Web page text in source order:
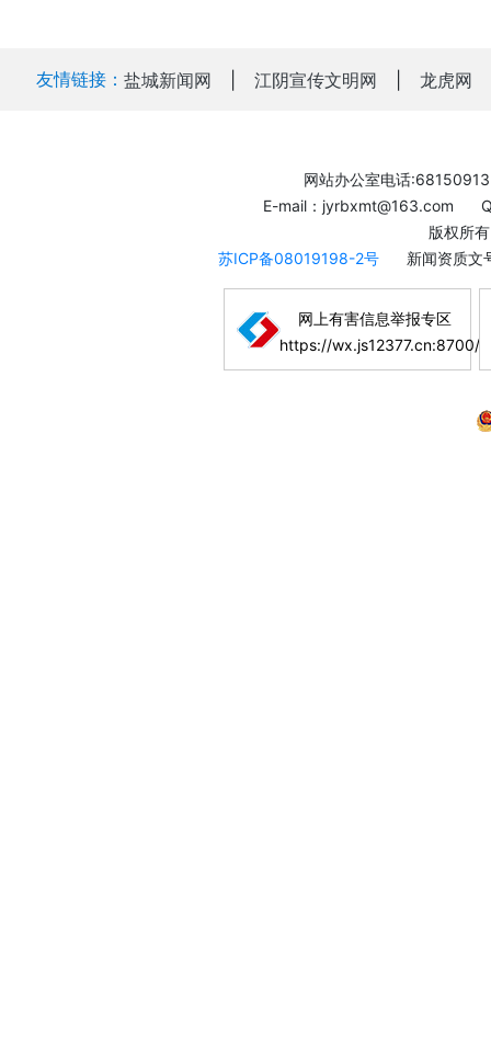
友情链接： 盐城新闻网 江阴宣传文明网 龙虎网
网站办公室电话:68150913
E-mail：jyrbxmt@163.com
版权所
苏ICP备08019198-2号
新闻资质
网上有害信息举报专区
https://wx.js12377.cn:8700/